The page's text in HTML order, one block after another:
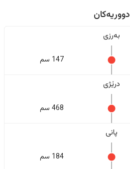
دووریەکان
بەرزی
147 سم
درێژی
468 سم
پانی
184 سم